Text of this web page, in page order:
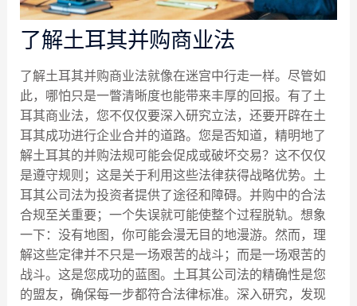
了解土耳其并购商业法
了解土耳其并购商业法就像在迷宫中行走一样。尽管如
此，哪怕只是一瞥清晰度也能带来丰厚的回报。有了土
耳其商业法，您不仅仅要深入研究立法，还要开辟在土
耳其成功进行企业合并的道路。您是否知道，精明地了
解土耳其的并购法规可能会促成或破坏交易？这不仅仅
是遵守规则；这是关于利用这些法律获得战略优势。土
耳其公司法为投资者提供了途径和障碍。并购中的合法
合规至关重要；一个失误就可能使整个过程脱轨。想象
一下：没有地图，你可能会漫无目的地漫游。然而，理
解这些定律并不只是一场艰苦的战斗；而是一场艰苦的
战斗。这是您成功的蓝图。土耳其公司法的精确性是您
的盟友，确保每一步都符合法律标准。深入研究，发现